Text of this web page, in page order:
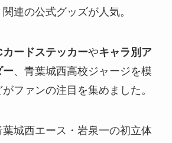
連の公式グッズが人気。
カードステッカーやキャラ別ア
ー、青葉城西高校ジャージを模
ファンの注目を集めました。
城西エース・岩泉一の初立体